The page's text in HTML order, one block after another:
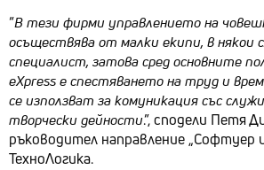
“В тези фирми управлението на
осъществява от малки екипи, в някои
специалист, затова сред основните
eXpress е спестяването на труд и
се използват за комуникация със
творчески дейности.”, сподели Петя
ръководител направление „Софтуер
ТехноЛогика.